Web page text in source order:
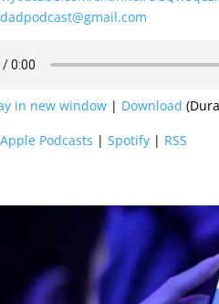
in new window | Download
Apple Podcasts | Spotify | RSS